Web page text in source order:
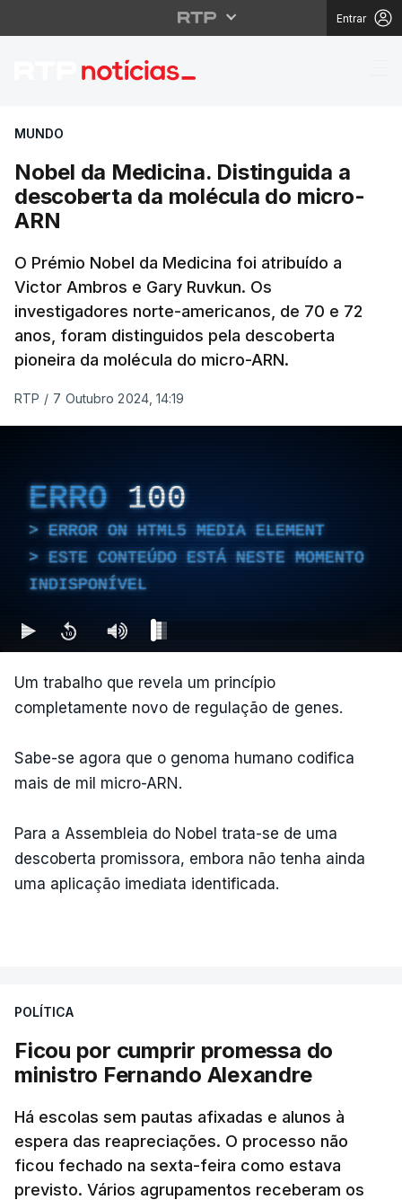
Entrar
Nobel da Medicina.
MUNDO
Nobel da Medicina. Distinguida a
descoberta da molécula do micro-
ARN
O Prémio Nobel da Medicina foi atribuído a
Victor Ambros e Gary Ruvkun. Os
investigadores norte-americanos, de 70 e 72
anos, foram distinguidos pela descoberta
pioneira da molécula do micro-ARN.
RTP / 7 Outubro 2024, 14:19
ERRO 100
ERROR ON HTML5 MEDIA ELEMENT
ESTE CONTEÚDO ESTÁ NESTE MOMENTO
INDISPONÍVEL
Um trabalho que revela um princípio
completamente novo de regulação de genes.
Sabe-se agora que o genoma humano codifica
mais de mil micro-ARN.
Para a Assembleia do Nobel trata-se de uma
descoberta promissora, embora não tenha ainda
uma aplicação imediata identificada.
POLÍTICA
Ficou por cumprir promessa do
ministro Fernando Alexandre
Há escolas sem pautas afixadas e alunos à
espera das reapreciações. O processo não
ficou fechado na sexta-feira como estava
previsto. Vários agrupamentos receberam os